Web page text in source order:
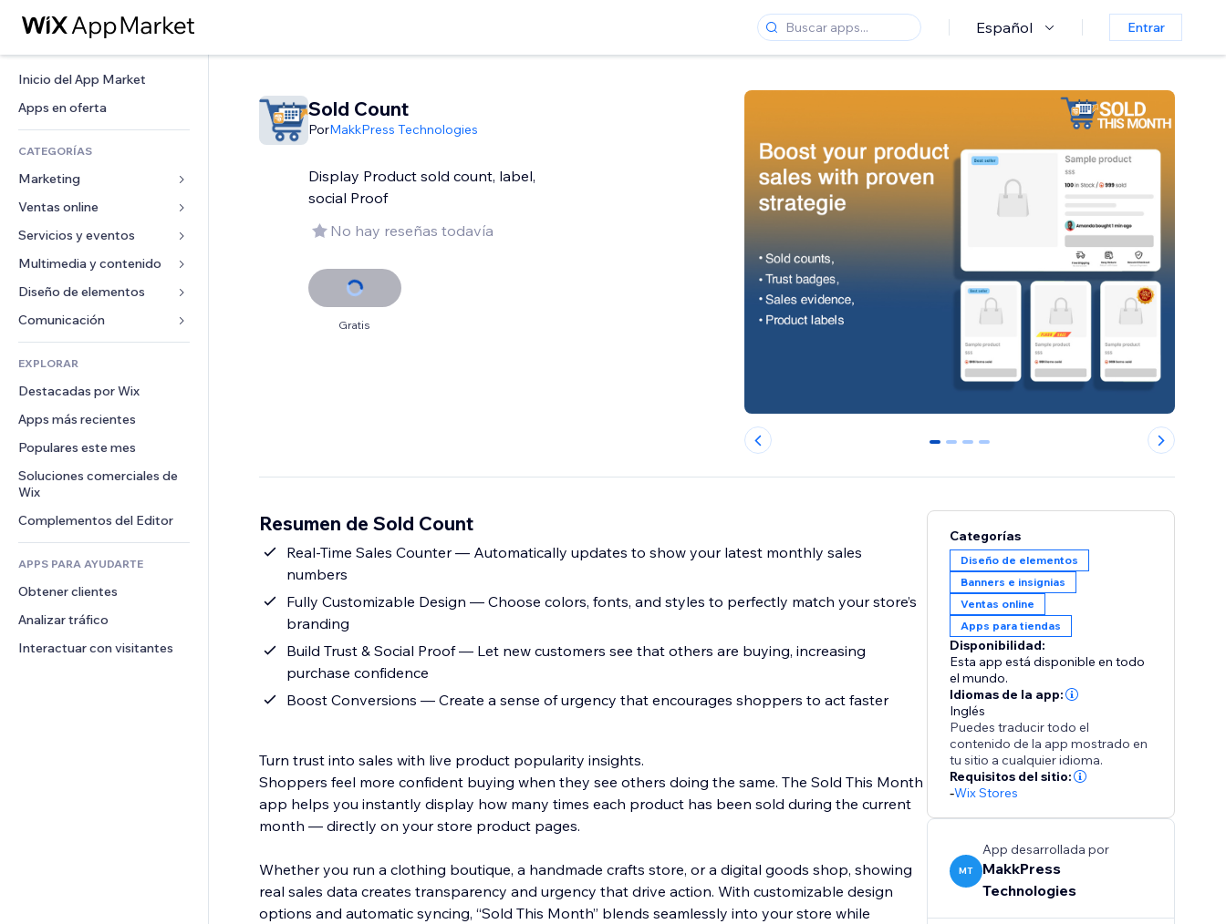
Español Entrar
Inicio del App Market
Apps en oferta
CATEGORÍAS
Marketing
Anuncios
Móvil
Analíticas
Anuncios del sitio
Email
Ventas online
Apps para tiendas
Envíos y entregas
Botones de venta
Contabilidad
Cupones y fidelización
Almacenamiento de mercancía
Crowdfunding
Alimentos y bebidas
Servicios y eventos
Hoteles
Eventos
Restaurantes
Inmobiliarias
Reservas
Multimedia y contenido
Galerías
Música
Pódcast
Fotografía
Video
PDF
Compartir archivos
Noticias
Servicios de contenido
Efectos de texto
Diseño de elementos
Mapas y navegación
Privacidad y seguridad
Reloj
Plantillas para páginas
Efectos de imágenes
Botones y menús
Banners e insignias
Calculadoras
Buscar
Formularios
Encuestas
Chat
Comentarios
Teléfono
Comunidad
Reseñas y testimonios
EXPLORAR
Destacadas por Wix
Apps más recientes
Populares este mes
Soluciones comerciales de
Wix
Complementos del Editor
APPS PARA AYUDARTE
Obtener clientes
Analizar tráfico
Interactuar con visitantes
Sold Count
PorMakkPress Technologies
Display Product sold count, label,
social Proof
No hay reseñas todavía
Gratis
0 1 2 3
Resumen de Sold Count
Real-Time Sales Counter — Automatically updates to show your latest monthly sales
numbers
Fully Customizable Design — Choose colors, fonts, and styles to perfectly match your store’s
branding
Build Trust & Social Proof — Let new customers see that others are buying, increasing
purchase confidence
Boost Conversions — Create a sense of urgency that encourages shoppers to act faster
Turn trust into sales with live product popularity insights.
Shoppers feel more confident buying when they see others doing the same. The Sold This Month
app helps you instantly display how many times each product has been sold during the current
month — directly on your store product pages.
Whether you run a clothing boutique, a handmade crafts store, or a digital goods shop, showing
real sales data creates transparency and urgency that drive action. With customizable design
options and automatic syncing, “Sold This Month” blends seamlessly into your store while
Categorías
Diseño de elementos
Banners e insignias
Ventas online
Apps para tiendas
Disponibilidad:
Esta app está disponible en todo
el mundo.
Idiomas de la app:
Inglés
Puedes traducir todo el
contenido de la app mostrado en
tu sitio a cualquier idioma.
Requisitos del sitio:
-Wix Stores
MT
App desarrollada por
MakkPress
Technologies